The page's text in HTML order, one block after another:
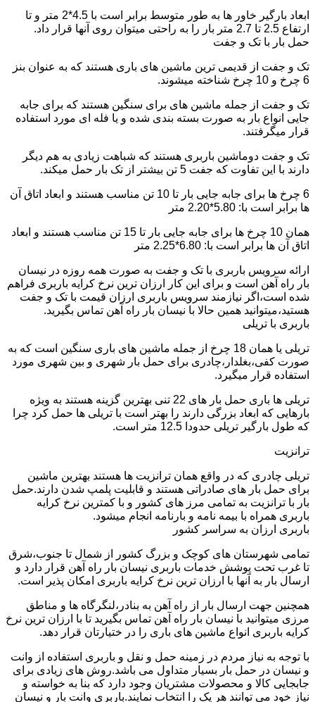
ابعاد بارگیر خاور ها به طور متوسط برابر است با 4.5*2 متر و تا
ارتفاع 2.5 تا 2.7 متر بار را به راحتی میتوان روی آنها قرار داد.
حمل بار با تک و جفت
تک و جفت از قدیمی ترین ماشین های باری هستند که به عنوان بنز
6 چرخ و 10 چرخ شناخته میشوند.
تک و جفت از جمله ماشین های برای سنگین هستند که برای جابه
جایی انواع بار به صورت بسته بندی شده و یا فله ای مورد استفاده
قرار میگرفتند.
تک و جفت دوماشین باربری هستند که شباهت زیادی به هم دیگر
دارند با این تفاوت که جفت 5 تن بیشتر از تک بار حمل میکند.
6 چرخ ها برای جابه جایی بار تا 10 تن مناسب هستند و ابعاد اتاق آن
ها برابر است با: 5.80*2.20 متر
همان 10 چرخ ها برای جابه جایی بار تا 15 تن مناسب هستند و ابعاد
اتاق آن ها برابر است با: 6.80*2.25 متر
ارائه سرویس باربری با تک و جفت به صورت همه روزه در نیسان
بار راه آهن است و برای این کار ارزان ترین نرخ کرایه باربری فراهم
شده است،اگر نیازمند سرویس باربری ارزان قیمت با تک و جفت
هستید،میتوانید همین حالا با نیسان بار راه آهن تماس بگیرید.
باربری با تریلی
تریلی یا همان 18 چرخ از جمله ماشین های باری سنگین است که به
صورت کفی،بغلدار،چادری برای حمل بار شهری و بین شهری مورد
استفاده قرار میگیرد.
تریلی ها باری حمل بار های 22 تنی بهترین گزینه هستند به ویژه
بارهایی که ابعاد بزرگی دارند را بهتر است با تریلی ها حمل کرد چرا
که طول بارگیر تریلی حدودا 12.5 متر است.
ترانزیت
تریلی چادری که در واقع همان ترانزیت ها هستند بهترین ماشین
برای حمل بار های صادراتی هستند و قابلیت پلمپ شدن دارند.حمل
بار با ترانزیت به تمامی مرز های کشور و با کمترین نرخ کرایه
باربری همراه با بیمه نامه و بارنامه انجام میشود.
باربری ارزان به سراسر کشور
تمامی شهرستان های کوچک و بزرگ کشور از شمال تا جنوب،شرق
تا غرب تحت پوشش خدمات باربری نیسان بار راه آهن قرار دارد و
ارسال بار به آنها با ارزان ترین نرخ کرایه باربری امکان پذیر است.
همچنین جهت ارسال بار از راه آهن به بنادر،لنگرگاه ها و مناطق
مرزی میتوانید با نیسان بار راه آهن تماس بگیرید تا با ارزان ترین نرخ
کرایه باربری انواع ماشین های باری را در ختیارتان قرار دهد.
با توجه به نیاز مردم در زمینه حمل و نقل و باربری استفاده از وانت
و نیسان در حمل بار بسیار متداول می باشد.روش های زیادی برای
جابجایی کالا و محصولات مشتریان وجود دارد که بنا به خواسته و
نیاز خود می توانند هر یک را انتخاب نمایند.باربری وانت بار و نیسان